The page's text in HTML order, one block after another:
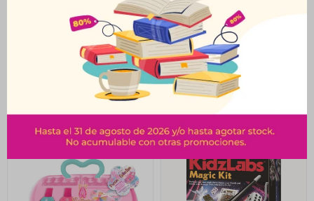
Primeras Creaciones
Play-Doh – Picnic
2.190
Set Fashion de
Esmaltes Coloridos
$ 899